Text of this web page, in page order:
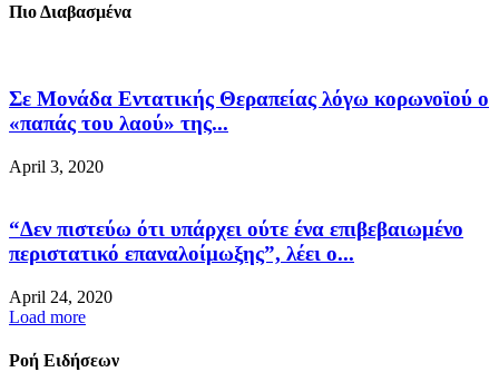
Πιο Διαβασμένα
Σε Μονάδα Εντατικής Θεραπείας λόγω κορωνοϊού ο
«παπάς του λαού» της...
April 3, 2020
“Δεν πιστεύω ότι υπάρχει ούτε ένα επιβεβαιωμένο
περιστατικό επαναλοίμωξης”, λέει ο...
April 24, 2020
Load more
Ροή Ειδήσεων